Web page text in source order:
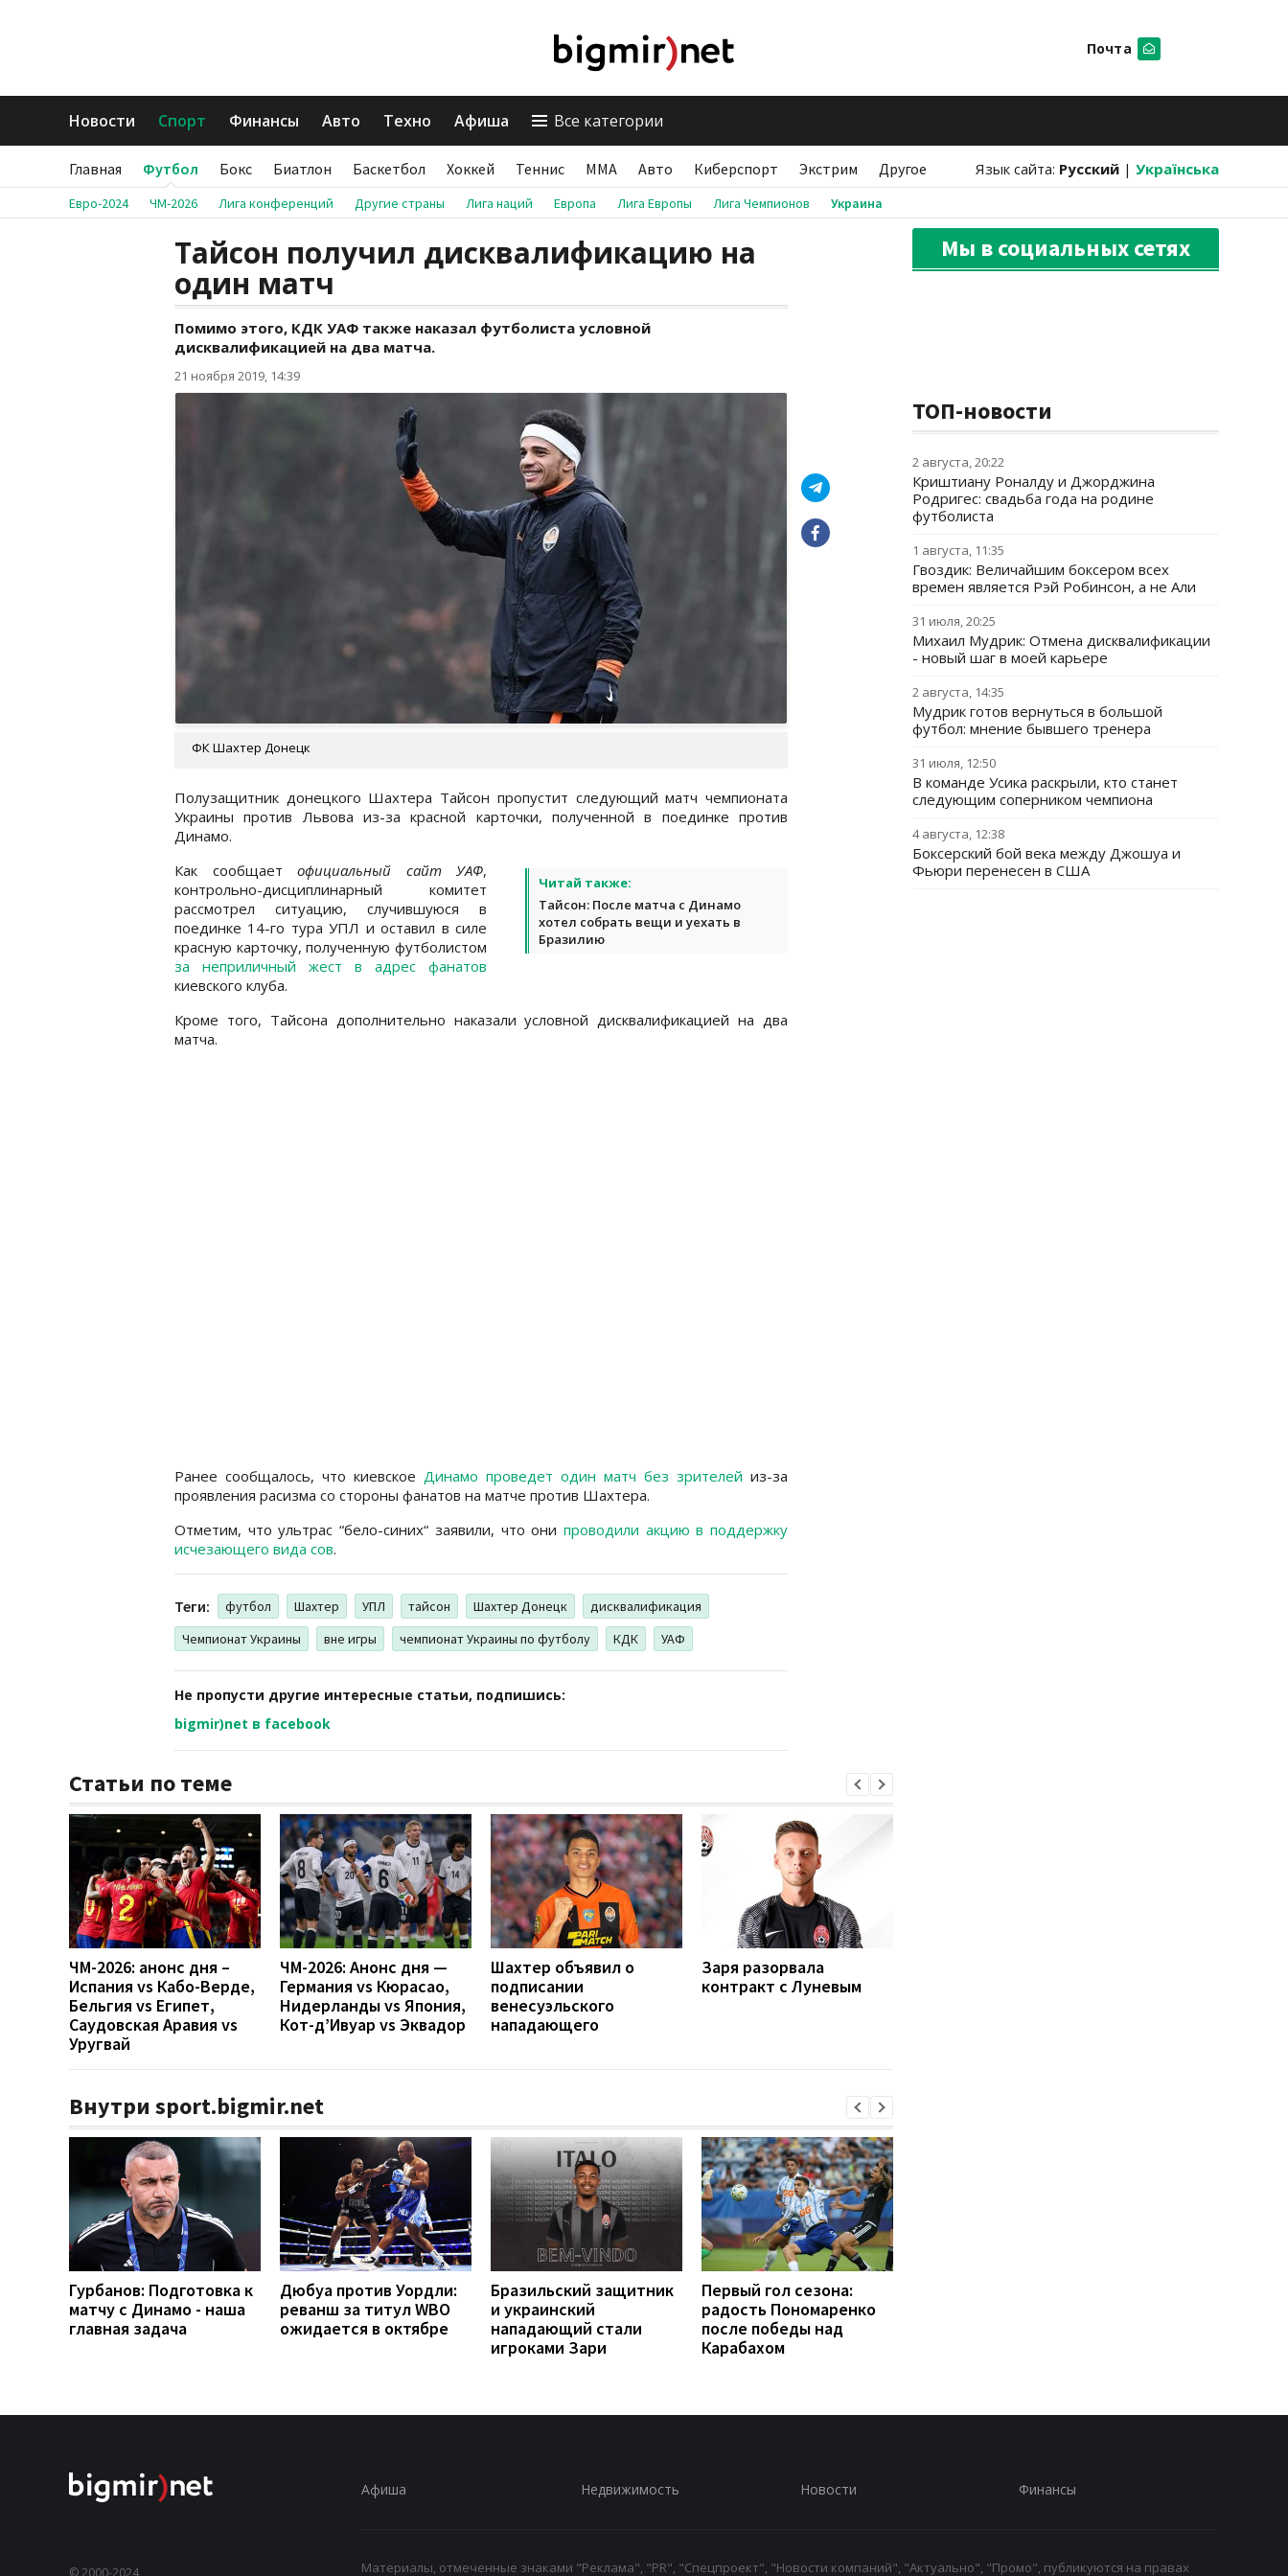
Почта
Новости Спорт Финансы Авто Техно Афиша Все категории
Главная Футбол Бокс Биатлон Баскетбол Хоккей Теннис ММА Авто Киберспорт Экстрим Другое Язык сайта: Русский | Українська
Евро-2024 ЧМ-2026 Лига конференций Другие страны Лига наций Европа Лига Европы Лига Чемпионов Украина
Тайсон получил дисквалификацию на
один матч
Помимо этого, КДК УАФ также наказал футболиста условной
дисквалификацией на два матча.
21 ноября 2019, 14:39
ФК Шахтер Донецк
Полузащитник донецкого Шахтера Тайсон пропустит следующий матч чемпионата
Украины против Львова из-за красной карточки, полученной в поединке против
Динамо.
Читай также:
Тайсон: После матча с Динамо
хотел собрать вещи и уехать в
Бразилию
Как сообщает официальный сайт УАФ,
контрольно-дисциплинарный комитет
рассмотрел ситуацию, случившуюся в
поединке 14-го тура УПЛ и оставил в силе
красную карточку, полученную футболистом
за неприличный жест в адрес фанатов
киевского клуба.
Кроме того, Тайсона дополнительно наказали условной дисквалификацией на два
матча.
Ранее сообщалось, что киевское Динамо проведет один матч без зрителей из-за
проявления расизма со стороны фанатов на матче против Шахтера.
Отметим, что ультрас “бело-синих“ заявили, что они проводили акцию в поддержку
исчезающего вида сов.
Теги: футбол Шахтер УПЛ тайсон Шахтер Донецк
дисквалификация
Чемпионат Украины
вне игры чемпионат Украины по футболу КДК УАФ
Не пропусти другие интересные статьи, подпишись:
bigmir)net в facebook
Статьи по теме
ЧМ-2026: анонс дня –
Испания vs Кабо-Верде,
Бельгия vs Египет,
Саудовская Аравия vs
Уругвай
ЧМ-2026: Анонс дня —
Германия vs Кюрасао,
Нидерланды vs Япония,
Кот-д’Ивуар vs Эквадор
Шахтер объявил о
подписании
венесуэльского
нападающего
Заря разорвала
контракт с Луневым
Внутри sport.bigmir.net
Гурбанов: Подготовка к
матчу с Динамо - наша
главная задача
Дюбуа против Уордли:
реванш за титул WBO
ожидается в октябре
Бразильский защитник
и украинский
нападающий стали
игроками Зари
Первый гол сезона:
радость Пономаренко
после победы над
Карабахом
Мы в социальных сетях
ТОП-новости
2 августа, 20:22
Криштиану Роналду и Джорджина
Родригес: свадьба года на родине
футболиста
1 августа, 11:35
Гвоздик: Величайшим боксером всех
времен является Рэй Робинсон, а не Али
31 июля, 20:25
Михаил Мудрик: Отмена дисквалификации
- новый шаг в моей карьере
2 августа, 14:35
Мудрик готов вернуться в большой
футбол: мнение бывшего тренера
31 июля, 12:50
В команде Усика раскрыли, кто станет
следующим соперником чемпиона
4 августа, 12:38
Боксерский бой века между Джошуа и
Фьюри перенесен в США
© 2000-2024,
Афиша Недвижимость Новости Финансы
Материалы, отмеченные знаками "Реклама", "PR", "Спецпроект", "Новости компаний", "Актуально", "Промо", публикуются на правах